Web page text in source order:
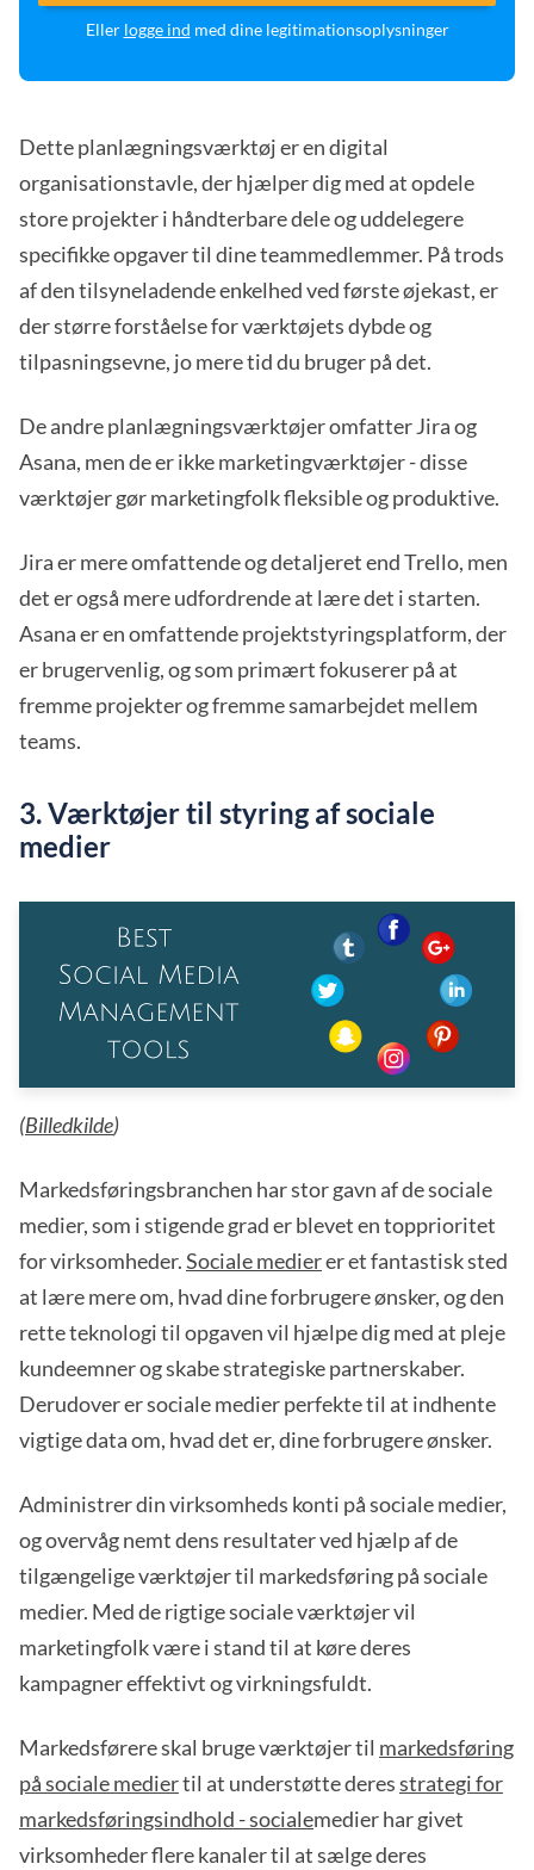
Eller logge ind med dine legitimationsoplysninger
Dette planlægningsværktøj er en digital
organisationstavle, der hjælper dig med at opdele
store projekter i håndterbare dele og uddelegere
specifikke opgaver til dine teammedlemmer. På trods
af den tilsyneladende enkelhed ved første øjekast, er
der større forståelse for værktøjets dybde og
tilpasningsevne, jo mere tid du bruger på det.
De andre planlægningsværktøjer omfatter Jira og
Asana, men de er ikke marketingværktøjer - disse
værktøjer gør marketingfolk fleksible og produktive.
Jira er mere omfattende og detaljeret end Trello, men
det er også mere udfordrende at lære det i starten.
Asana er en omfattende projektstyringsplatform, der
er brugervenlig, og som primært fokuserer på at
fremme projekter og fremme samarbejdet mellem
teams.
3. Værktøjer til styring af sociale
medier
(Billedkilde)
Markedsføringsbranchen har stor gavn af de sociale
medier, som i stigende grad er blevet en topprioritet
for virksomheder.Sociale medierer et fantastisk sted
at lære mere om, hvad dine forbrugere ønsker, og den
rette teknologi til opgaven vil hjælpe dig med at pleje
kundeemner og skabe strategiske partnerskaber.
Derudover er sociale medier perfekte til at indhente
vigtige data om, hvad det er, dine forbrugere ønsker.
Administrer din virksomheds konti på sociale medier,
og overvåg nemt dens resultater ved hjælp af de
tilgængelige værktøjer til markedsføring på sociale
medier. Med de rigtige sociale værktøjer vil
marketingfolk være i stand til at køre deres
kampagner effektivt og virkningsfuldt.
Markedsførere skal bruge værktøjer til markedsføring
på sociale mediertil at understøtte deresstrategi for
markedsføringsindhold - socialemedier har givet
virksomheder flere kanaler til at sælge deres